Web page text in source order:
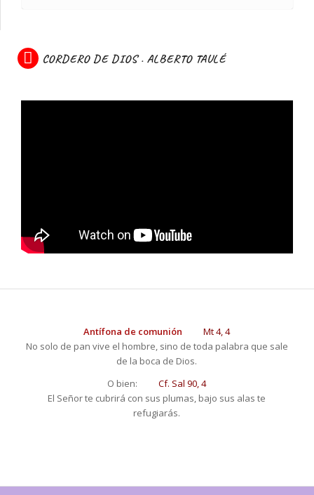
CORDERO DE DIOS . ALBERTO TAULÉ
Antífona de comunión Mt4, 4
No solo de pan vive el hombre, sino de toda palabra que sale
de la boca de Dios.
O bien:
Cf. Sal 90, 4
El Señor te cubrirá con sus plumas, bajo sus alas te
refugiarás.